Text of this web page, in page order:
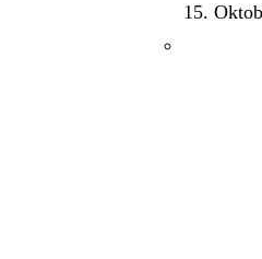
15.